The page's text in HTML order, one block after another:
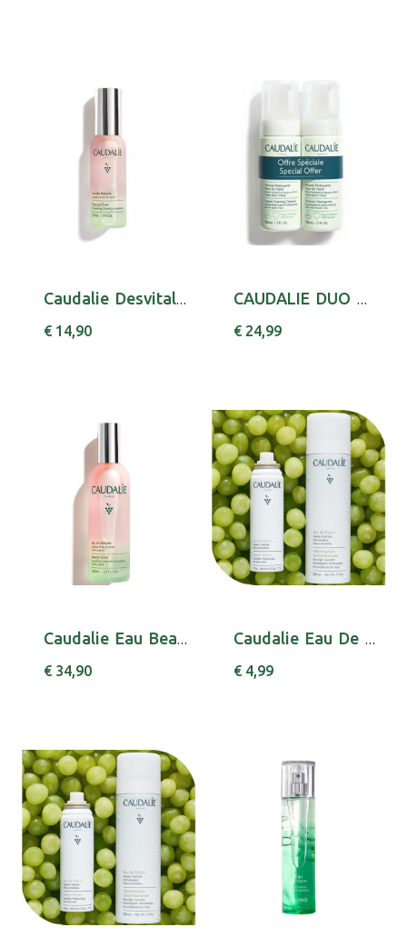
Caudalie Desvital Ag Beaute Vap 30ml
€ 14,90
CAUDALIE DUO VINOCLEAN ESPUMA DE LIMPEZA 150 ...
€ 24,99
Caudalie Eau Beaute 100ml
€ 34,90
Caudalie Eau De Raisin 75ml
€ 4,99